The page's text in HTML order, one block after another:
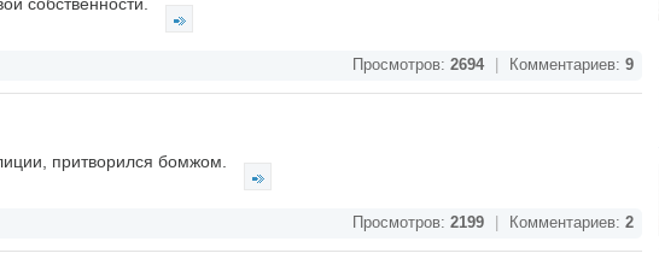
Просмотров: 2694 Комментариев: 9
притворился бомжом.
Просмотров: 2199 Комментариев: 2